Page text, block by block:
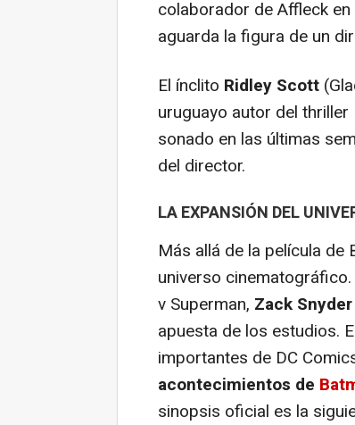
colaborador de Affleck en
aguarda la figura de un
El ínclito Ridley Scott (
uruguayo autor del thriller
sonado en las últimas
del director.
LA EXPANSIÓN DEL
Más allá de la película de
universo
v Superman, Zack Snyder
apuesta de los estudios.
importantes de DC
acontecimientos de
sinopsis oficial es la